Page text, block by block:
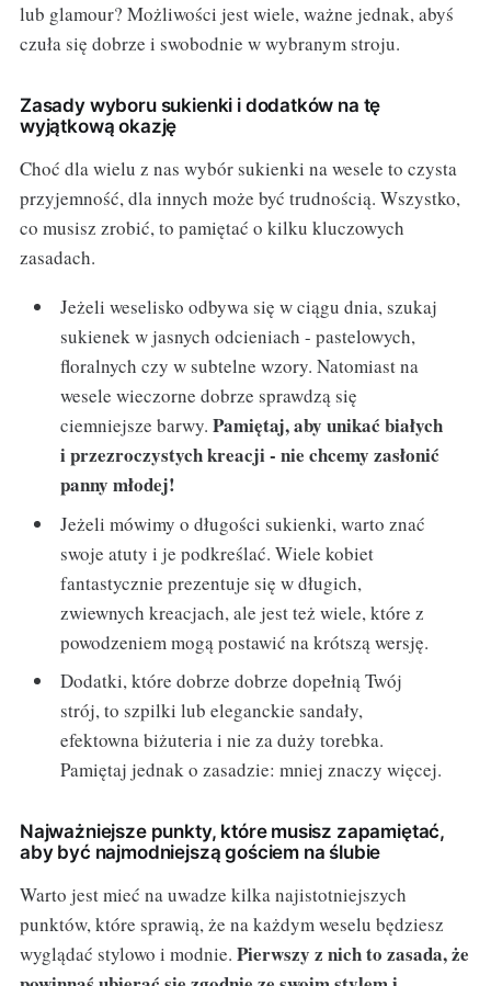
lub glamour? Możliwości jest wiele, ważne jednak, abyś
czuła się dobrze i swobodnie w wybranym stroju.
Zasady wyboru sukienki i dodatków na tę
wyjątkową okazję
Choć dla wielu z nas wybór sukienki na wesele to czysta
przyjemność, dla innych może być trudnością. Wszystko,
co musisz zrobić, to pamiętać o kilku kluczowych
zasadach.
Jeżeli weselisko odbywa się w ciągu dnia, szukaj
sukienek w jasnych odcieniach - pastelowych,
floralnych czy w subtelne wzory. Natomiast na
wesele wieczorne dobrze sprawdzą się
ciemniejsze barwy.Pamiętaj, aby unikać białych
i przezroczystych kreacji - nie chcemy zasłonić
panny młodej!
Jeżeli mówimy o długości sukienki, warto znać
swoje atuty i je podkreślać. Wiele kobiet
fantastycznie prezentuje się w długich,
zwiewnych kreacjach, ale jest też wiele, które z
powodzeniem mogą postawić na krótszą wersję.
Dodatki, które dobrze dobrze dopełnią Twój
strój, to szpilki lub eleganckie sandały,
efektowna biżuteria i nie za duży torebka.
Pamiętaj jednak o zasadzie: mniej znaczy więcej.
Najważniejsze punkty, które musisz zapamiętać,
aby być najmodniejszą gościem na ślubie
Warto jest mieć na uwadze kilka najistotniejszych
punktów, które sprawią, że na każdym weselu będziesz
wyglądać stylowo i modnie. Pierwszy z nich to zasada, że